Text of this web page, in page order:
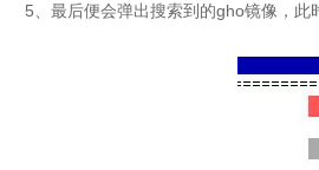
5、最后便会弹出搜索到的gho镜像，此